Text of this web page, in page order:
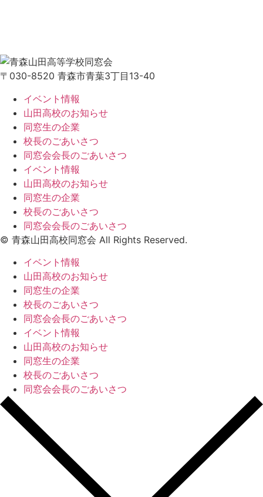
〒030-8520 青森市青葉3丁目13-40
イベント情報
山田高校のお知らせ
同窓生の企業
校長のごあいさつ
同窓会会長のごあいさつ
イベント情報
山田高校のお知らせ
同窓生の企業
校長のごあいさつ
同窓会会長のごあいさつ
© 青森山田高校同窓会 All Rights Reserved.
イベント情報
山田高校のお知らせ
同窓生の企業
校長のごあいさつ
同窓会会長のごあいさつ
イベント情報
山田高校のお知らせ
同窓生の企業
校長のごあいさつ
同窓会会長のごあいさつ